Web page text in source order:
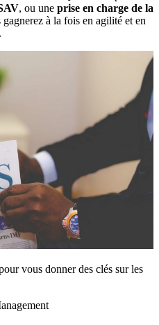
, ou une prise en charge de la
à la fois en agilité et en
vous donner des clés sur les